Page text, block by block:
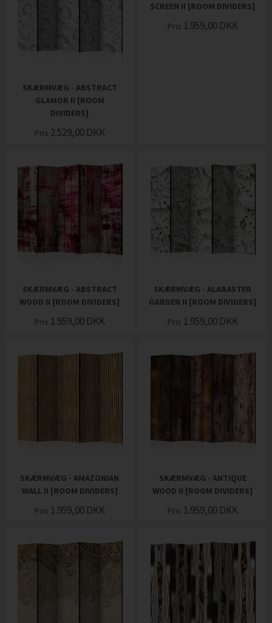
SKÆRMVÆG - ABSTRACT
GLAMOR II [ROOM
DIVIDERS]
Pris 2.529,00 DKK
SCREEN II [ROOM DIVIDERS]
Pris 1.959,00 DKK
SKÆRMVÆG - ABSTRACT
WOOD II [ROOM DIVIDERS]
Pris 1.959,00 DKK
SKÆRMVÆG - ALABASTER
GARDEN II [ROOM DIVIDERS]
Pris 1.959,00 DKK
SKÆRMVÆG - AMAZONIAN
WALL II [ROOM DIVIDERS]
Pris 1.959,00 DKK
SKÆRMVÆG - ANTIQUE
WOOD II [ROOM DIVIDERS]
Pris 1.959,00 DKK